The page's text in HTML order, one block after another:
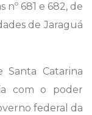
nº 681 e 682, de
de Jaraguá
Santa Catarina
com o poder
federal da